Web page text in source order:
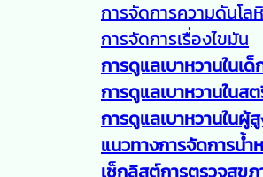
การจัดการความดันโล
การจัดการเรื่องไขมัน
การดูแลเบาหวานในเ
การดูแลเบาหวานในส
การดูแลเบาหวานในผู้
แนวทางการจัดการน้ำ
เช็กลิสต์การตรวจสุขภ